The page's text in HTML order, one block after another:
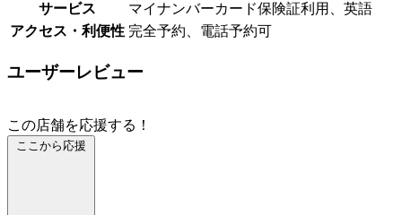
サービス
マイナンバーカード保険証利用、英語
アクセス・利便性 完全予約、電話予約可
ユーザーレビュー
この店舗を応援する！
ここから応援